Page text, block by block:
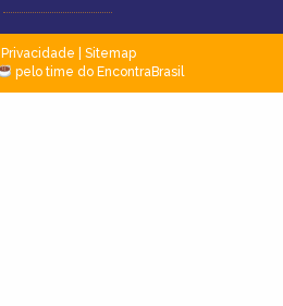
Privacidade
Sitemap
pelo time do EncontraBrasil